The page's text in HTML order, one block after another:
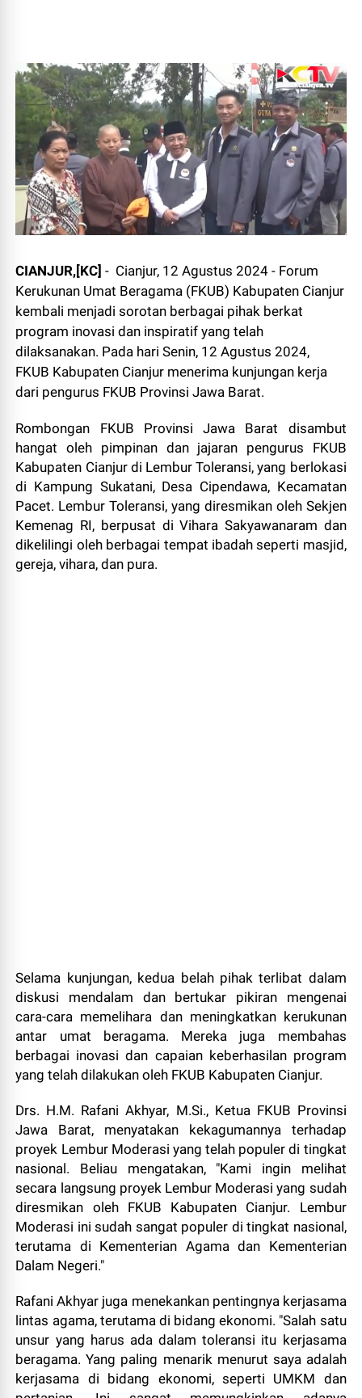
CIANJUR,[KC] - Cianjur, 12 Agustus 2024 - Forum
Kerukunan Umat Beragama (FKUB) Kabupaten Cianjur
kembali menjadi sorotan berbagai pihak berkat
program inovasi dan inspiratif yang telah
dilaksanakan. Pada hari Senin, 12 Agustus 2024,
FKUB Kabupaten Cianjur menerima kunjungan kerja
dari pengurus FKUB Provinsi Jawa Barat.
Rombongan FKUB Provinsi Jawa Barat disambut
hangat oleh pimpinan dan jajaran pengurus FKUB
Kabupaten Cianjur di Lembur Toleransi, yang berlokasi
di Kampung Sukatani, Desa Cipendawa, Kecamatan
Pacet. Lembur Toleransi, yang diresmikan oleh Sekjen
Kemenag RI, berpusat di Vihara Sakyawanaram dan
dikelilingi oleh berbagai tempat ibadah seperti masjid,
gereja, vihara, dan pura.
Selama kunjungan, kedua belah pihak terlibat dalam
diskusi mendalam dan bertukar pikiran mengenai
cara-cara memelihara dan meningkatkan kerukunan
antar umat beragama. Mereka juga membahas
berbagai inovasi dan capaian keberhasilan program
yang telah dilakukan oleh FKUB Kabupaten Cianjur.
Drs. H.M. Rafani Akhyar, M.Si., Ketua FKUB Provinsi
Jawa Barat, menyatakan kekagumannya terhadap
proyek Lembur Moderasi yang telah populer di tingkat
nasional. Beliau mengatakan, "Kami ingin melihat
secara langsung proyek Lembur Moderasi yang sudah
diresmikan oleh FKUB Kabupaten Cianjur. Lembur
Moderasi ini sudah sangat populer di tingkat nasional,
terutama di Kementerian Agama dan Kementerian
Dalam Negeri."
Rafani Akhyar juga menekankan pentingnya kerjasama
lintas agama, terutama di bidang ekonomi. "Salah satu
unsur yang harus ada dalam toleransi itu kerjasama
beragama. Yang paling menarik menurut saya adalah
kerjasama di bidang ekonomi, seperti UMKM dan